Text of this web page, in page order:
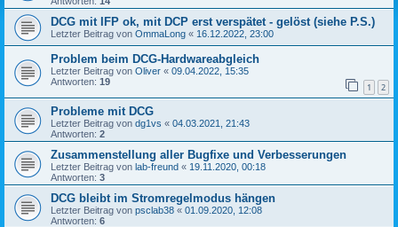
DCG mit IFP ok, mit DCP erst verspätet - gelöst (siehe P.S.)
Letzter Beitrag von OmmaLong « 16.12.2022, 23:00
Problem beim DCG-Hardwareabgleich
Letzter Beitrag von Oliver « 09.04.2022, 15:35
Antworten: 19 1 2
Probleme mit DCG
Letzter Beitrag von dg1vs « 04.03.2021, 21:43
Antworten: 2
Zusammenstellung aller Bugfixe und Verbesserungen
Letzter Beitrag von lab-freund « 19.11.2020, 00:18
Antworten: 3
DCG bleibt im Stromregelmodus hängen
Letzter Beitrag von psclab38 « 01.09.2020, 12:08
Antworten: 6